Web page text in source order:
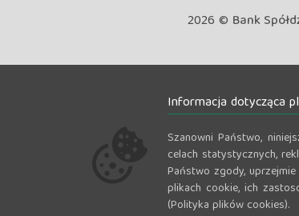
2026 © Bank
Informacja dotycząca
Szanowni Państwo,
celach statystycznych,
Państwo zgody,
plikach cookie, ich
(Polityka plików cookies).